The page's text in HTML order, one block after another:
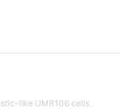
like UMR106 cells.